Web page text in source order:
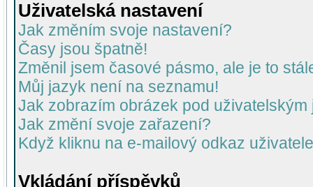
Uživatelská nastavení
Jak změním svoje nastavení?
Časy jsou špatně!
Změnil jsem časové pásmo, ale je to
Můj jazyk není na seznamu!
Jak zobrazím obrázek pod uživatelským
Jak změní svoje zařazení?
Když kliknu na e-mailový odkaz
Vkládání příspěvků